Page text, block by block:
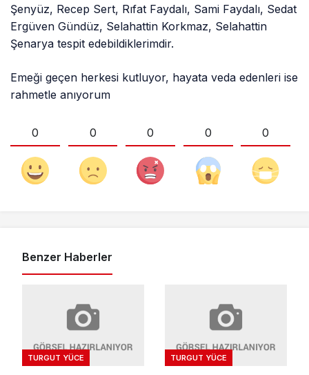
Şenyüz, Recep Sert, Rıfat Faydalı, Sami Faydalı, Sedat
Ergüven Gündüz, Selahattin Korkmaz, Selahattin
Şenarya tespit edebildiklerimdir.
Emeği geçen herkesi kutluyor, hayata veda edenleri ise
rahmetle anıyorum
0 0 0 0 0
Benzer Haberler
TURGUT YÜCE TURGUT YÜCE